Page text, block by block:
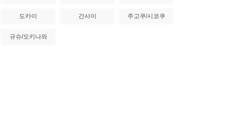
도카이 간사이 주고쿠/시코쿠
규슈/오키나와